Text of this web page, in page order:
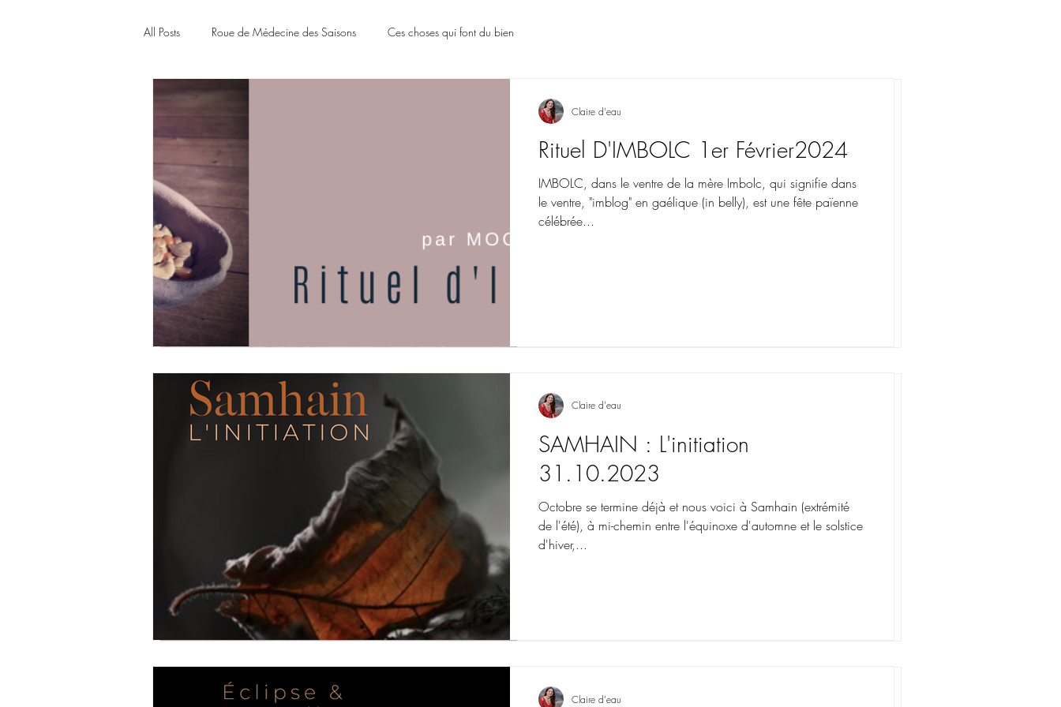
All Posts Roue de Médecine des Saisons Ces choses qui font du bien
Recevoir et Savourer : Pleine Lune
du 03.07.2023
Recevoir et Savourer : Pleine Lune du 03.07.2023
Claire d'eau
Le Grand Déploiement, Nouvelle
lune du 19.05.2023
Pause - Stabilité - Plaisir - Opportunités - Abondance C'est la
première Nouvelle Lune après la saison des éclipses, un
timing qui était,...
Claire d'eau
Claire d'eau
Rituel D'IMBOLC 1er Février2024
IMBOLC, dans le ventre de la mère Imbolc, qui signifie dans
le ventre, "imblog" en gaélique (in belly), est une fête païenne
célébrée...
Claire d'eau
SAMHAIN : L'initiation
31.10.2023
Octobre se termine déjà et nous voici à Samhain (extrémité
de l'été), à mi-chemin entre l'équinoxe d'automne et le solstice
d'hiver,...
Claire d'eau
Claire d'eau